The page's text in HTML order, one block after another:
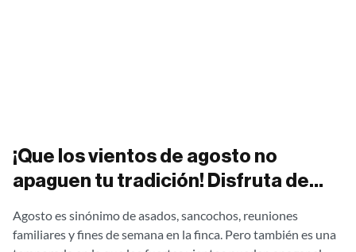
¡Que los vientos de agosto no
apaguen tu tradición! Disfruta de
humo con nuestras estufas
Agosto es sinónimo de asados, sancochos, reuniones
familiares y fines de semana en la finca. Pero también es una